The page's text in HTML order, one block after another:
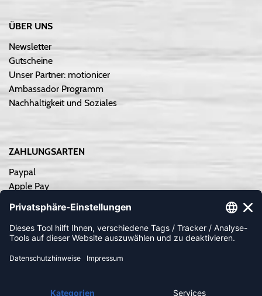
ÜBER UNS
Newsletter
Gutscheine
Unser Partner: motionicer
Ambassador Programm
Nachhaltigkeit und Soziales
ZAHLUNGSARTEN
Paypal
Apple Pay
Kreditkarte
Rechnungskauf
Vorkasse